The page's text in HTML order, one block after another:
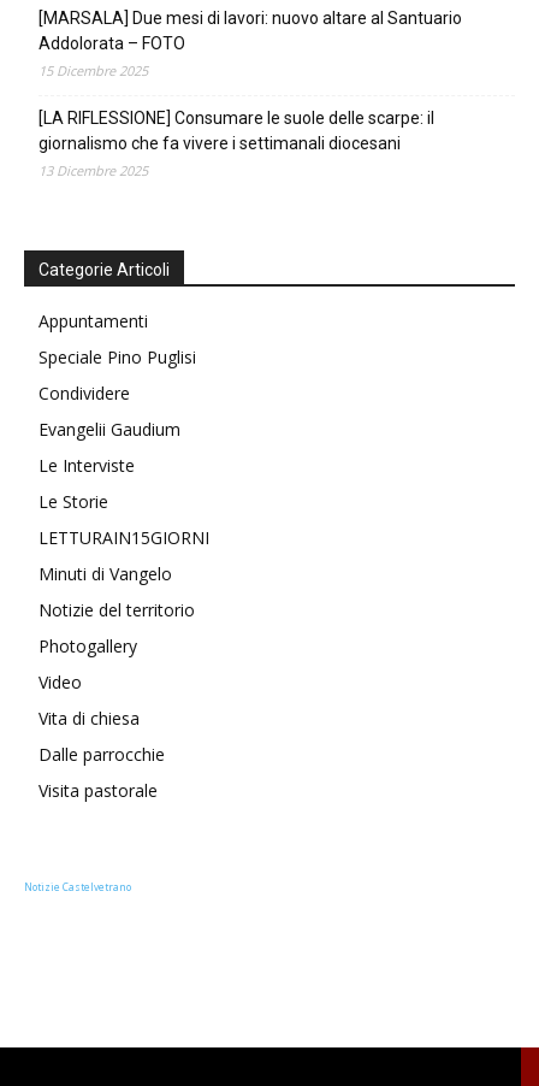
[MARSALA] Due mesi di lavori: nuovo altare al Santuario
Addolorata – FOTO
15 Dicembre 2025
[LA RIFLESSIONE] Consumare le suole delle scarpe: il
giornalismo che fa vivere i settimanali diocesani
13 Dicembre 2025
Categorie Articoli
Appuntamenti
Speciale Pino Puglisi
Condividere
Evangelii Gaudium
Le Interviste
Le Storie
LETTURAIN15GIORNI
Minuti di Vangelo
Notizie del territorio
Photogallery
Video
Vita di chiesa
Dalle parrocchie
Visita pastorale
Notizie Castelvetrano